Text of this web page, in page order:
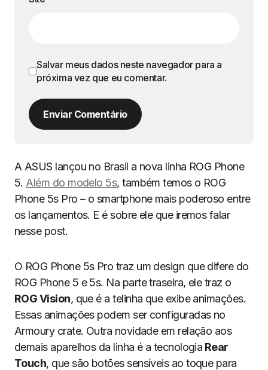
Salvar meus dados neste navegador para a
próxima vez que eu comentar.
Enviar Comentário
A ASUS lançou no Brasil a nova linha ROG Phone
5. Além do modelo 5s, também temos o ROG
Phone 5s Pro – o smartphone mais poderoso entre
os lançamentos. E é sobre ele que iremos falar
nesse post.
O ROG Phone 5s Pro traz um design que difere do
ROG Phone 5 e 5s. Na parte traseira, ele traz o
ROG Vision, que é a telinha que exibe animações.
Essas animações podem ser configuradas no
Armoury crate. Outra novidade em relação aos
demais aparelhos da linha é a tecnologia Rear
Touch, que são botões sensíveis ao toque para